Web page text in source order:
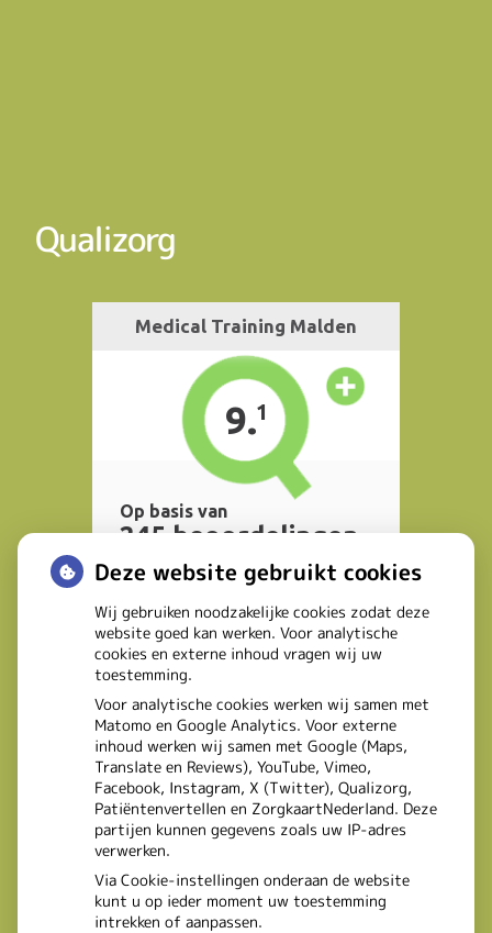
Qualizorg
Deze website gebruikt cookies
Wij gebruiken noodzakelijke cookies zodat deze
website goed kan werken. Voor analytische
cookies en externe inhoud vragen wij uw
toestemming.
Voor analytische cookies werken wij samen met
Matomo en Google Analytics. Voor externe
inhoud werken wij samen met Google (Maps,
Translate en Reviews), YouTube, Vimeo,
Facebook, Instagram, X (Twitter), Qualizorg,
Patiëntenvertellen en ZorgkaartNederland. Deze
partijen kunnen gegevens zoals uw IP-adres
verwerken.
Via Cookie-instellingen onderaan de website
kunt u op ieder moment uw toestemming
intrekken of aanpassen.